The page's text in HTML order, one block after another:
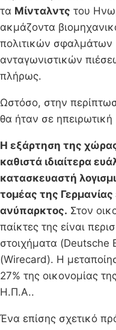
τα Μίνταλντς του
ακμάζοντα
πολιτικών σφαλμάτων
ανταγωνιστικών
πλήρως.
Ωστόσο, στην
θα ήταν σε
Η εξάρτηση της
καθιστά ιδιαίτερα
κατασκευαστή
τομέας της Γερμανίας
ανύπαρκτος. Στον
παίκτες της είναι
στοιχήματα (Deutsche
(Wirecard). Η
27% της οικονομίας
Η.Π.Α..
Ένα επίσης σχετικό